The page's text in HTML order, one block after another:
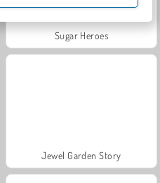
Sugar Heroes
Jewel Garden Story